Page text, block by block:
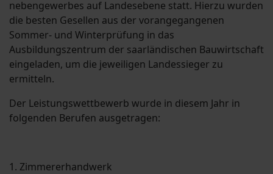
nebengewerbes auf Landesebene statt. Hierzu wurden
die besten Gesellen aus der vorangegange­nen
Sommer- und Winterprüfung in das
Ausbildungszentrum der saarländischen Bauwirtschaft
ein­geladen, um die je­weiligen Landessieger zu
ermitteln.
Der Leistungswettbewerb wurde in diesem Jahr in
folgenden Berufen ausgetragen:
1. Zimmererhandwerk